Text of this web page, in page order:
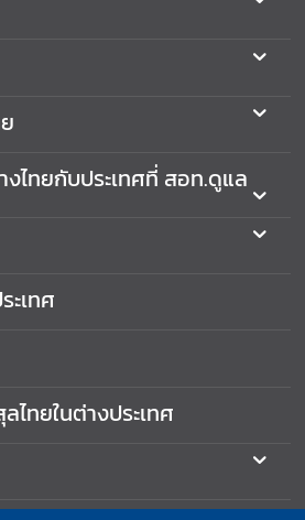
ไทยกับประเทศที่ สอท.ดูแล
ะเทศ
ทยในต่างประเทศ